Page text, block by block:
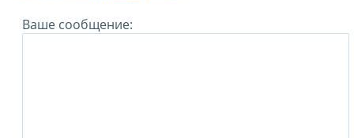
Ваше сообщение: